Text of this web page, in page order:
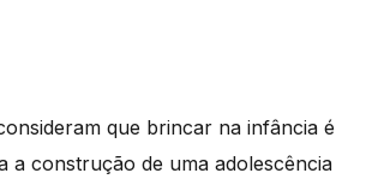
que brincar na infância é
a construção de uma adolescência